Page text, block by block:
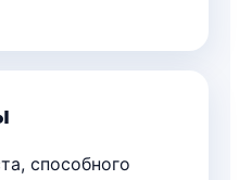
способного